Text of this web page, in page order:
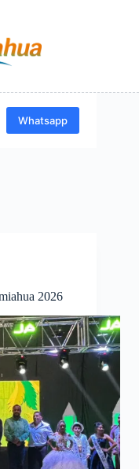
Whatsapp
2026